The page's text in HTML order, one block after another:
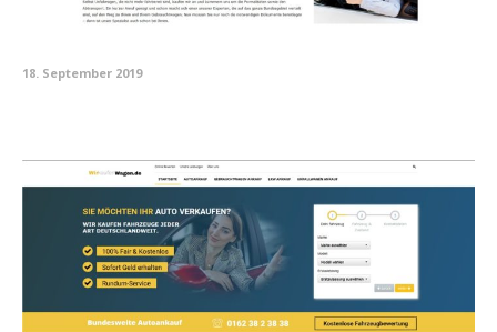
18. September 2019